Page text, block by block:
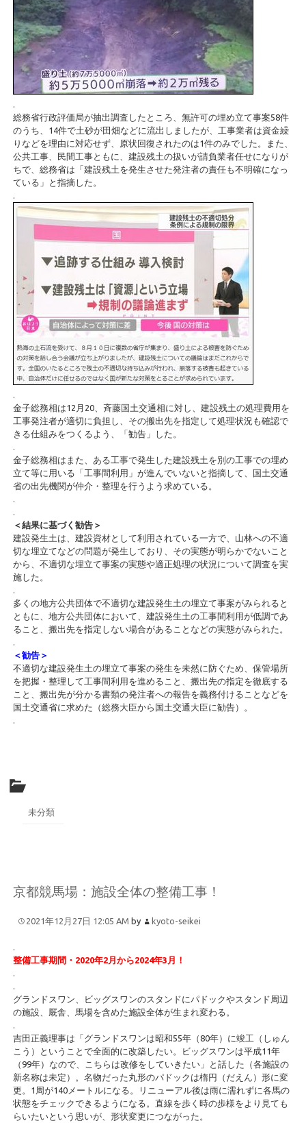
.
総務省行政評価局が抽出調査したところ、無許可の埋め立て事案58件
のうち、14件で土砂が田畑などに流出しましたが、工事業者は資金繰
りなどを理由に対応せず、原状回復されたのは1件のみでした。また、
公共工事、民間工事ともに、建設残土の扱いが請負業者任せになりが
ちで、総務省は「建設残土を発生させた発注者の責任も不明確になっ
ている」と指摘した。
.
.
金子総務相は12月20、斉藤国土交通相に対し、建設残土の処理費用を
工事発注者が適切に負担し、その搬出先を指定して処理状況も確認で
きる仕組みをつくるよう、「勧告」した。
.
金子総務相はまた、ある工事で発生した建設残土を別の工事での埋め
立て等に用いる「工事間利用」が進んでいないと指摘して、国土交通
省の出先機関が仲介・整理を行うよう求めている。
.
.
＜結果に基づく勧告＞
建設発生土は、建設資材として利用されている一方で、山林への不適
切な埋立てなどの問題が発生しており、その実態が明らかでないこと
から、不適切な埋立て事案の実態や適正処理の状況について調査を実
施した。
.
多くの地方公共団体で不適切な建設発生土の埋立て事案がみられると
ともに、地方公共団体において、建設発生土の工事間利用が低調であ
ること、搬出先を指定しない場合があることなどの実態がみられた。
.
＜勧告＞
不適切な建設発生土の埋立て事案の発生を未然に防ぐため、保管場所
を把握・整理して工事間利用を進めること、搬出先の指定を徹底する
こと、搬出先が分かる書類の発注者への報告を義務付けることなどを
国土交通省に求めた（総務大臣から国土交通大臣に勧告）。
.
未分類
京都競馬場：施設全体の整備工事！
2021年12月27日 12:05 AM by kyoto-seikei
整備工事期間・2020年2月から2024年3月！
グランドスワン、ビッグスワンのスタンドにパドックやスタンド周辺
の施設、厩舎、馬場を含めた施設全体が生まれ変わる。
吉田正義理事は「グランドスワンは昭和55年（80年）に竣工（しゅん
こう）ということで全面的に改築したい。ビッグスワンは平成11年
（99年）なので、こちらは改修をしていきたい」と話した（各施設の
新名称は未定）。名物だった丸形のパドックは楕円（だえん）形に変
更。1周が140メートルになる。リニューアル後は雨に濡れずに各馬の
状態をチェックできるようになる。直線を歩く時の歩様をより見ても
らいたいという思いが、形状変更につながった。